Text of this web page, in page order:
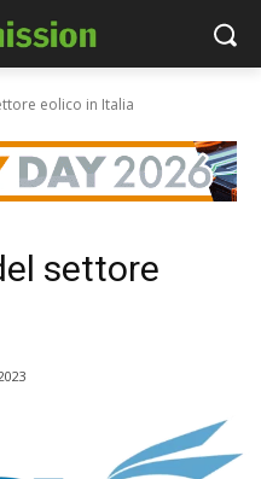
eolico in Italia
settore